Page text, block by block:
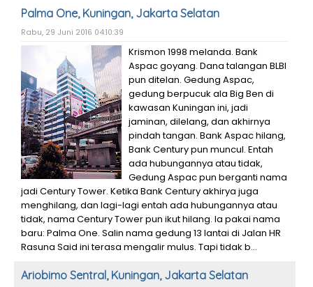
Palma One, Kuningan, Jakarta Selatan
Rabu, 29 Juni 2016 04:10:39
Krismon 1998 melanda. Bank
Aspac goyang. Dana talangan BLBI
pun ditelan. Gedung Aspac,
gedung berpucuk ala Big Ben di
kawasan Kuningan ini, jadi
jaminan, dilelang, dan akhirnya
pindah tangan. Bank Aspac hilang,
Bank Century pun muncul. Entah
ada hubungannya atau tidak,
Gedung Aspac pun berganti nama
jadi Century Tower. Ketika Bank Century akhirya juga
menghilang, dan lagi-lagi entah ada hubungannya atau
tidak, nama Century Tower pun ikut hilang. Ia pakai nama
baru: Palma One. Salin nama gedung 13 lantai di Jalan HR
Rasuna Said ini terasa mengalir mulus. Tapi tidak b...
Ariobimo Sentral, Kuningan, Jakarta Selatan